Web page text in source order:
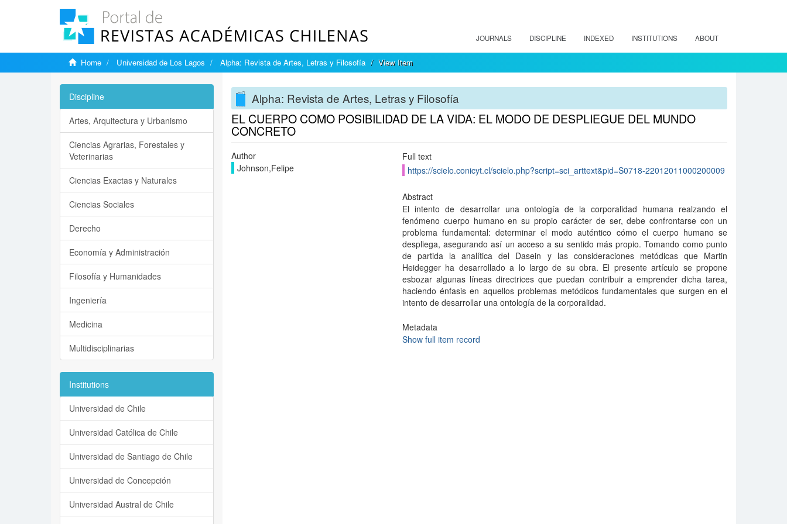
JOURNALS DISCIPLINE INDEXED INSTITUTIONS ABOUT
Home Universidad de Los Lagos Alpha: Revista de Artes, Letras y Filosofía View Item
Alpha: Revista de Artes, Letras y Filosofía
EL CUERPO COMO POSIBILIDAD DE LA VIDA: EL MODO DE DESPLIEGUE DEL MUNDO
CONCRETO
Author
Johnson,Felipe
Full text
https://scielo.conicyt.cl/scielo.php?script=sci_arttext&pid=S0718-22012011000200009
Abstract
El intento de desarrollar una ontología de la corporalidad humana realzando el
fenómeno cuerpo humano en su propio carácter de ser, debe confrontarse con un
problema fundamental: determinar el modo auténtico cómo el cuerpo humano se
despliega, asegurando así un acceso a su sentido más propio. Tomando como punto
de partida la analítica del Dasein y las consideraciones metódicas que Martin
Heidegger ha desarrollado a lo largo de su obra. El presente artículo se propone
esbozar algunas líneas directrices que puedan contribuir a emprender dicha tarea,
haciendo énfasis en aquellos problemas metódicos fundamentales que surgen en el
intento de desarrollar una ontología de la corporalidad.
Metadata
Show full item record
Discipline
Artes, Arquitectura y Urbanismo
Ciencias Agrarias, Forestales y
Veterinarias
Ciencias Exactas y Naturales
Ciencias Sociales
Derecho
Economía y Administración
Filosofía y Humanidades
Ingeniería
Medicina
Multidisciplinarias
Institutions
Universidad de Chile
Universidad Católica de Chile
Universidad de Santiago de Chile
Universidad de Concepción
Universidad Austral de Chile